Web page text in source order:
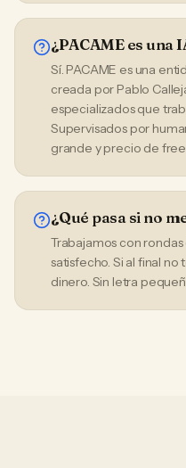
¿PACAME es una
Sí. PACAME es una
creada por Pablo
especializados que
Supervisados por
grande y precio de
¿Qué pasa si no
Trabajamos con
satisfecho. Si al final
dinero. Sin letra